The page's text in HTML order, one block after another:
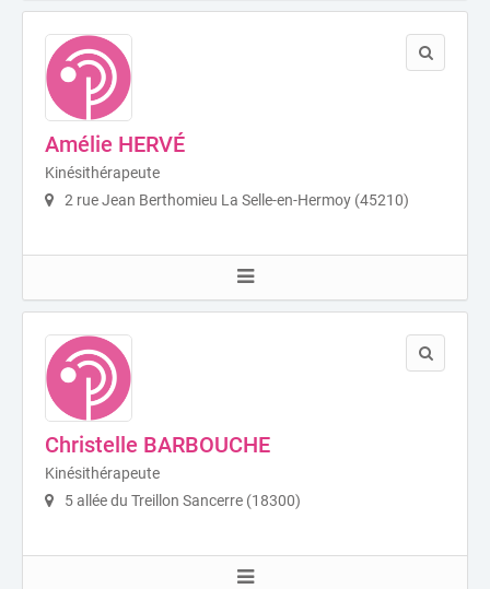
Amélie HERVÉ
Kinésithérapeute
2 rue Jean Berthomieu La Selle-en-Hermoy (45210)
Christelle BARBOUCHE
Kinésithérapeute
5 allée du Treillon Sancerre (18300)